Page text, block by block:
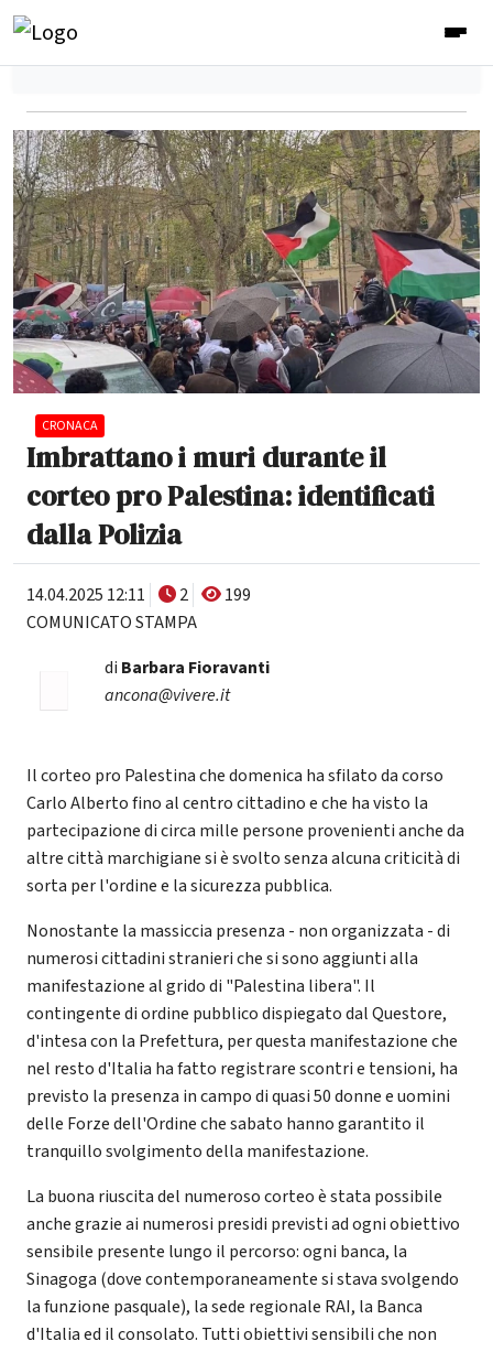
CRONACA
Imbrattano i muri durante il
corteo pro Palestina: identificati
dalla Polizia
14.04.2025 12:11 2
199
COMUNICATO STAMPA
di Barbara Fioravanti
ancona@vivere.it
Il corteo pro Palestina che domenica ha sfilato da corso
Carlo Alberto fino al centro cittadino e che ha visto la
partecipazione di circa mille persone provenienti anche da
altre città marchigiane si è svolto senza alcuna criticità di
sorta per l'ordine e la sicurezza pubblica.
Nonostante la massiccia presenza - non organizzata - di
numerosi cittadini stranieri che si sono aggiunti alla
manifestazione al grido di "Palestina libera". Il
contingente di ordine pubblico dispiegato dal Questore,
d'intesa con la Prefettura, per questa manifestazione che
nel resto d'Italia ha fatto registrare scontri e tensioni, ha
previsto la presenza in campo di quasi 50 donne e uomini
delle Forze dell'Ordine che sabato hanno garantito il
tranquillo svolgimento della manifestazione.
La buona riuscita del numeroso corteo è stata possibile
anche grazie ai numerosi presidi previsti ad ogni obiettivo
sensibile presente lungo il percorso: ogni banca, la
Sinagoga (dove contemporaneamente si stava svolgendo
la funzione pasquale), la sede regionale RAI, la Banca
d'Italia ed il consolato. Tutti obiettivi sensibili che non